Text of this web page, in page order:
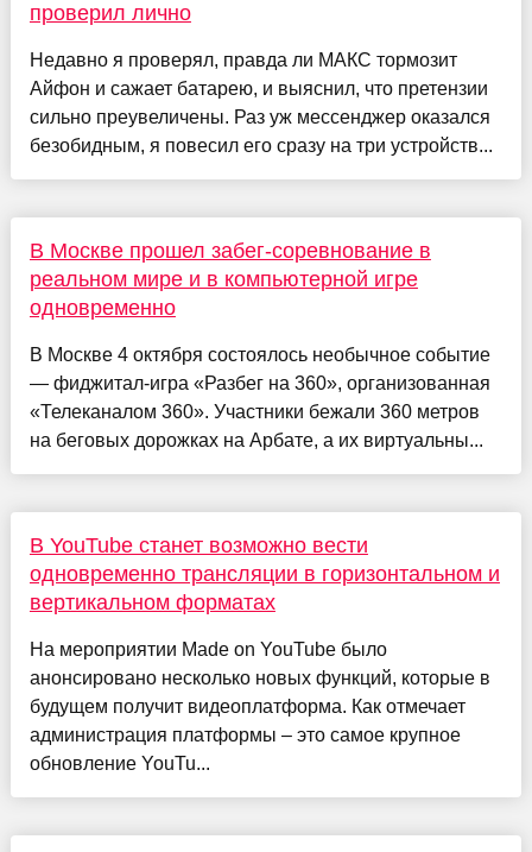
проверил лично
Недавно я проверял, правда ли МАКС тормозит
Айфон и сажает батарею, и выяснил, что претензии
сильно преувеличены. Раз уж мессенджер оказался
безобидным, я повесил его сразу на три устройств...
В Москве прошел забег-соревнование в
реальном мире и в компьютерной игре
одновременно
В Москве 4 октября состоялось необычное событие
— фиджитал-игра «Разбег на 360», организованная
«Телеканалом 360». Участники бежали 360 метров
на беговых дорожках на Арбате, а их виртуальны...
В YouTube станет возможно вести
одновременно трансляции в горизонтальном и
вертикальном форматах
На мероприятии Made on YouTube было
анонсировано несколько новых функций, которые в
будущем получит видеоплатформа. Как отмечает
администрация платформы – это самое крупное
обновление YouTu...